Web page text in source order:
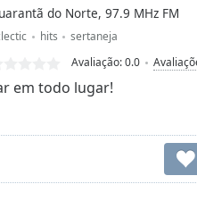
do Norte, 97.9 MHz FM
hits
sertaneja
Avaliação:0.0
em todo lugar!